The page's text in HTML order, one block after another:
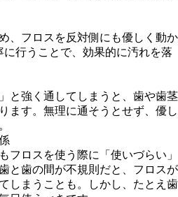
、フロスを反対側にも優しく動か
に行うことで、効果的に汚れを落
と強く通してしまうと、歯や歯茎
ます。無理に通そうとせず、優し
フロスを使う際に「使いづらい」
と歯の間が不規則だと、フロスが
しまうことも。しかし、たとえ歯